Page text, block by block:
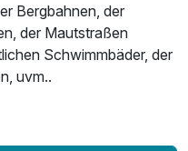
Bergbahnen, der
der Mautstraßen
Schwimmbäder, der
uvm..